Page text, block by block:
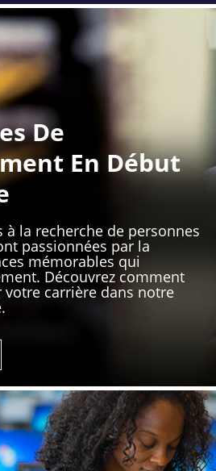
De
En Début
à la recherche de personnes
passionnées par la
mémorables qui
Découvrez comment
votre carrière dans notre